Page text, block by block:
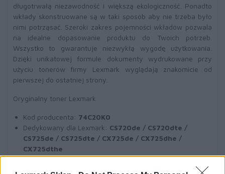
długotrwałą niezawodność i większą ekologiczność. Ponadto
wkłady skonstruowane są w taki sposób aby nie trzeba było
nimi potrząsać. Szeroki zakres pojemności wkładów pozwala
na idealne dopasowanie produktu do Twoich potrzeb.
Wszystko to gwarantuje niezwykłą wygodę użytkowania.
Dzięki unikatowej formule dokumenty wydrukowane przy
użyciu tonerów firmy Lexmark wyglądają znakomicie od
pierwszej do ostatniej strony.
Oryginalny toner Lexmark
Kod producenta: 74C20K0
Dedykowany dla Lexmark: CS720de / CS720dte /
CS725de / CS725dte / CX725de / CX725dhe /
CX725dthe
Wydajność:3000 str.A4 (przy 5% pokryciu)